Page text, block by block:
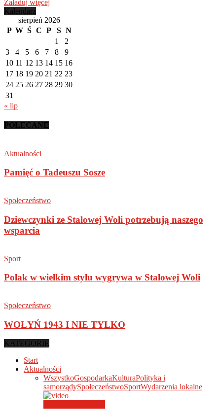
Załaduj więcej
Kalendarz
sierpień 2026
P W Ś C P S N
1
2
3
4 5 6 7 8
9
10 11 12 13 14 15 16
17 18 19 20 21 22 23
24 25 26 27 28 29 30
31
« lip
POLECANE
Aktualności
Pamięć o Tadeuszu Sosze
Społeczeństwo
Dziewczynki ze Stalowej Woli potrzebują naszego
wsparcia
Sport
Polak w wielkim stylu wygrywa w Stalowej Woli
Społeczeństwo
WOŁYŃ 1943 I NIE TYLKO
KATEGORIE
Start
Aktualności
WszystkoGospodarkaKulturaPolityka i
samorządySpołeczeństwoSportWydarzenia lokalne